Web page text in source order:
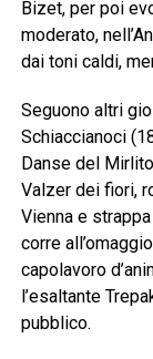
Bizet, per poi
moderato,
dai toni caldi,
Seguono altri
Schiaccianoci
Danse del
Valzer dei fiori,
Vienna e
corre
capolavoro
l’esaltante
pubblico.